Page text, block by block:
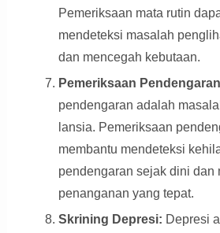
Pemeriksaan mata rutin
mendeteksi masalah
dan mencegah kebutaan.
Pemeriksaan
pendengaran adalah
lansia. Pemeriksaan
membantu mendeteksi
pendengaran sejak dini dan
penanganan yang tepat.
Skrining Depresi: Depresi